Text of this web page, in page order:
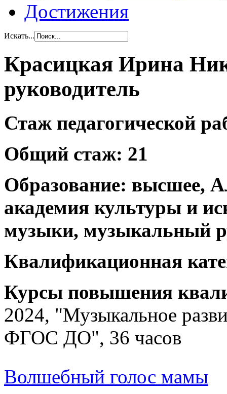
Достижения
Искать...
Красицкая Ирина
руководитель
Стаж педагогической
Общий стаж: 21
Образование: высшее,
академия культуры и
музыки, музыкальный
Квалификационная
Курсы повышения
2024, "Музыкальное
ФГОС ДО", 36 часов
Волшебный голос мамы